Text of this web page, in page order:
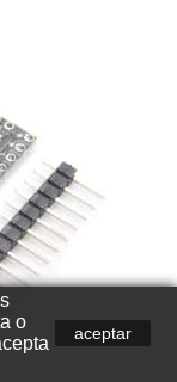
o
aceptar